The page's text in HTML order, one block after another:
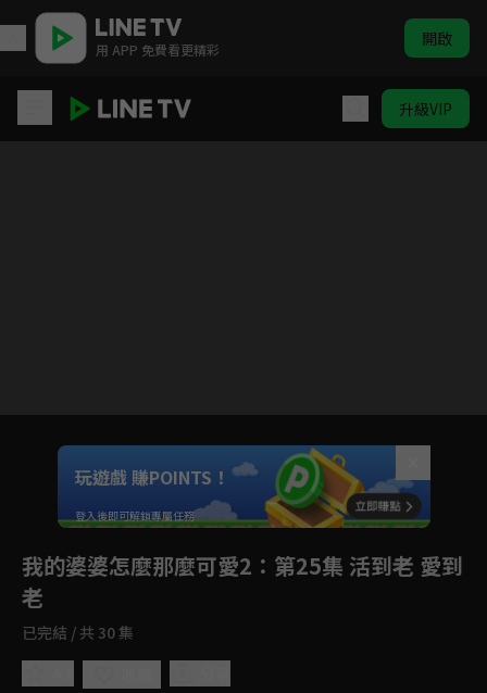
用 APP 免費看更精彩 開啟
升級VIP
Unmute
如有不便請見諒
玩遊戲 賺POINTS！
登入後即可解鎖專屬任務
我的婆婆怎麼那麼可愛2 ：第25集 活到老 愛到
老
已完結 / 共 30 集